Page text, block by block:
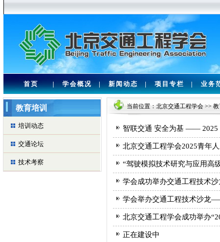
首页 | 学会概况 | 新闻动态 | 项目专栏 | 业务
教育培训
培训动态
交通论坛
技术考察
当前位置： 北京交通工程学会>> 教
智联交通 安全为基 —— 2025
北京交通工程学会2025青年
“驾驶模拟技术研究与应用高
学会成功举办交通工程技术
学会举办交通工程技术沙龙
北京交通工程学会成功举办
正在建设中